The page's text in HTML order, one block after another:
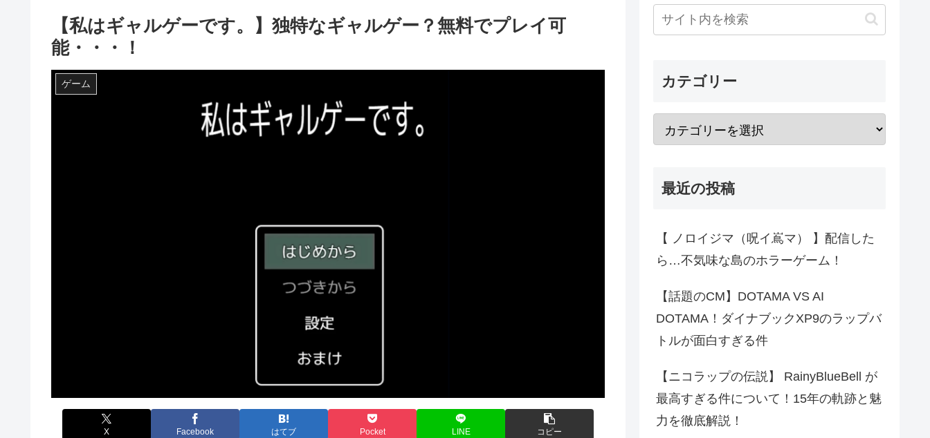
【私はギャルゲーです。】独特なギャルゲー？無料でプレイ可
能・・・！
ゲーム
X Facebook はてブ Pocket LINE コピー
カテゴリー
最近の投稿
【 ノロイジマ（呪イ嶌マ） 】配信した
ら…不気味な島のホラーゲーム！
【話題のCM】DOTAMA VS AI
DOTAMA！ダイナブックXP9のラップバ
トルが面白すぎる件
【ニコラップの伝説】 RainyBlueBell が
最高すぎる件について！15年の軌跡と魅
力を徹底解説！